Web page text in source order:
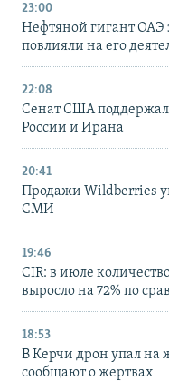
23:00
Нефтяной гигант ОАЭ
повлияли на его
22:08
Сенат США
России и Ирана
20:41
Продажи Wildberries
СМИ
19:46
CIR: в июле
выросло на 72% по
18:53
В Керчи дрон упал на
сообщают о жертвах